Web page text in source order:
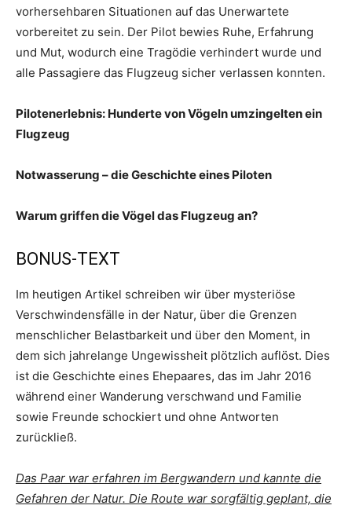
vorhersehbaren Situationen auf das Unerwartete
vorbereitet zu sein. Der Pilot bewies Ruhe, Erfahrung
und Mut, wodurch eine Tragödie verhindert wurde und
alle Passagiere das Flugzeug sicher verlassen konnten.
Pilotenerlebnis: Hunderte von Vögeln umzingelten ein
Flugzeug
Notwasserung – die Geschichte eines Piloten
Warum griffen die Vögel das Flugzeug an?
BONUS-TEXT
Im heutigen Artikel schreiben wir über mysteriöse
Verschwindensfälle in der Natur, über die Grenzen
menschlicher Belastbarkeit und über den Moment, in
dem sich jahrelange Ungewissheit plötzlich auflöst. Dies
ist die Geschichte eines Ehepaares, das im Jahr 2016
während einer Wanderung verschwand und Familie
sowie Freunde schockiert und ohne Antworten
zurückließ.
Das Paar war erfahren im Bergwandern und kannte die
Gefahren der Natur. Die Route war sorgfältig geplant, die